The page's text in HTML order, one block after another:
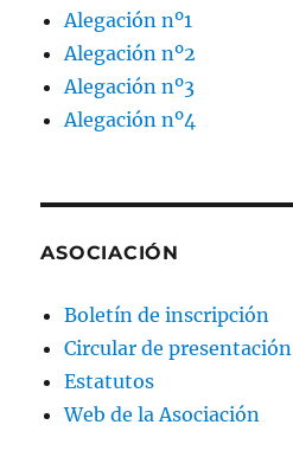
Alegación nº1
Alegación nº2
Alegación nº3
Alegación nº4
ASOCIACIÓN
Boletín de inscripción
Circular de presentación
Estatutos
Web de la Asociación